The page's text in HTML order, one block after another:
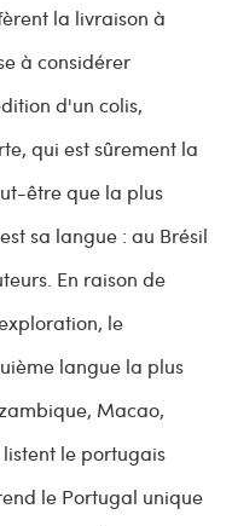
la livraison à
à considérer
d'un colis,
qui est sûrement la
être que la plus
sa langue : au Brésil
En raison de
le
langue la plus
Macao,
le portugais
le Portugal unique